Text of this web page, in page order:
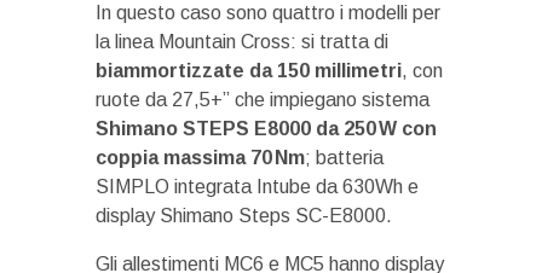
In questo caso sono quattro i modelli per
la linea Mountain Cross: si tratta di
biammortizzate da 150 millimetri, con
ruote da 27,5+” che impiegano sistema
Shimano STEPS E8000 da 250 W con
coppia massima 70 Nm; batteria
SIMPLO integrata Intube da 630Wh e
display Shimano Steps SC-E8000.
Gli allestimenti MC6 e MC5 hanno display